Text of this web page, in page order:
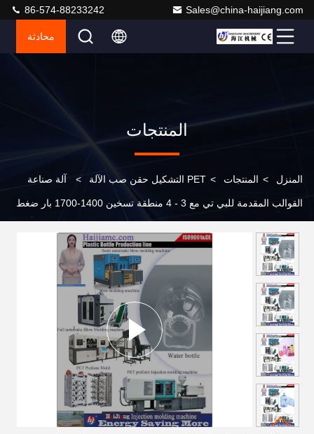
Sales@china-haijiang.com
86-574-88233242
محادثة
المنتجات
المنزل > المنتجات > PET التشكيل حقن صب الآلة > آلة صناعة
القوالب المقدمة للبي تي مع 3 - 4 منطقة تسخين 1400-1700 بار ضغط